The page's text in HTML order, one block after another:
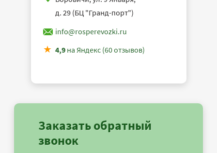
д. 29 (БЦ "Гранд-порт")
info@rosperevozki.ru
4,9на Яндекс (60 отзывов)
Заказать обратный
звонок